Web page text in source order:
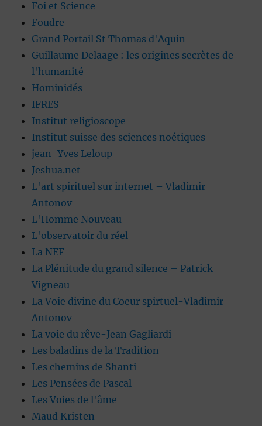
Foi et Science
Foudre
Grand Portail St Thomas d'Aquin
Guillaume Delaage : les origines secrètes de
l'humanité
Hominidés
IFRES
Institut religioscope
Institut suisse des sciences noétiques
jean-Yves Leloup
Jeshua.net
L'art spirituel sur internet – Vladimir
Antonov
L'Homme Nouveau
L'observatoir du réel
La NEF
La Plénitude du grand silence – Patrick
Vigneau
La Voie divine du Coeur spirtuel-Vladimir
Antonov
La voie du rêve-Jean Gagliardi
Les baladins de la Tradition
Les chemins de Shanti
Les Pensées de Pascal
Les Voies de l'âme
Maud Kristen